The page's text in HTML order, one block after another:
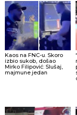
Kaos na FNC-u. Skoro
izbio sukob, došao
Mirko Filipović: Slušaj,
majmune jedan